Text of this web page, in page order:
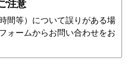
注意
間等）について誤りがある場
ォームからお問い合わせをお